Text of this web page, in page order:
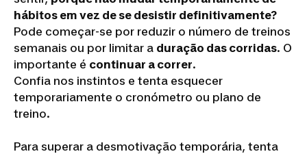
hábitos em vez de se desistir definitivamente?
Pode começar-se por reduzir o número de treinos
semanais ou por limitar a duração das corridas. O
importante é continuar a correr.
Confia nos instintos e tenta esquecer
temporariamente o cronómetro ou plano de
treino.
Para superar a desmotivação temporária, tenta